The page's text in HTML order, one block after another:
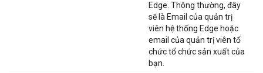
Edge. Thông thường, đây
sẽ là Email của quản trị
viên hệ thống Edge hoặc
email của quản trị viên tổ
chức tổ chức sản xuất của
bạn.